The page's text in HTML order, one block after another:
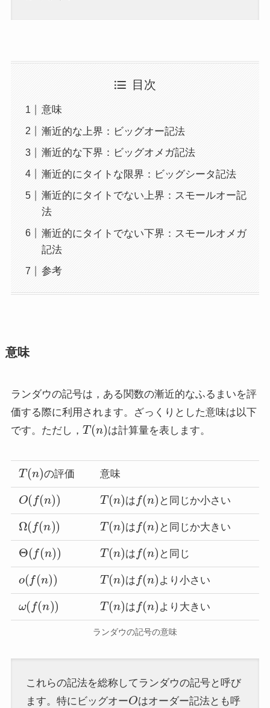
目次
意味
漸近的な上界：ビッグオー記法
漸近的な下界：ビッグオメガ記法
漸近的にタイトな限界：ビッグシータ記法
漸近的にタイトでない上界：スモールオー記
法
漸近的にタイトでない下界：スモールオメガ
記法
参考
意味
ランダウの記号は，ある関数の漸近的なふるまいを評
価する際に利用されます。ざっくりとした意味は以下
です。ただし，
T(n )
は計算量を表します。
T(n )
の評価 意味
O( (n ) T(n )
は
f(n
と同じか小さい
Ω( (n ) T(n )
は
f(n
と同じか大きい
Θ (f (n ) T(n )
は
f(n
と同じ
( f(n ) T(n )
は
f(n
より小さい
ω( f(n )) T(n )
は
f(n
より大きい
ランダウの記号の意味
これらの記法を総称してランダウの記号と呼び
ます。特にビッグオー
O
はオーダー記法とも呼